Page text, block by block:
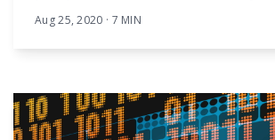
Aug 25, 2020 · 7 MIN